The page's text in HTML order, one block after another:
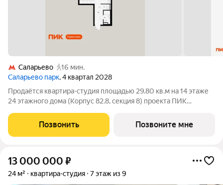
Саларьево
16 мин.
Саларьево парк, 4 квартал 2028
Продаётся квартира-студия площадью 29.80 кв.м на 14 этаже
24 этажного дома (Корпус 82.8, секция 8) проекта ПИК
земли, функциональная планировка, большие окна, с отделкой.
Жилой район «Саларьево
Позвонить Позвоните мне
13 000 000 ₽
24 м² квартира-студия 7 этаж из 9